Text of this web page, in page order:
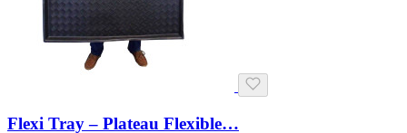
Flexi Tray – Plateau Flexible…